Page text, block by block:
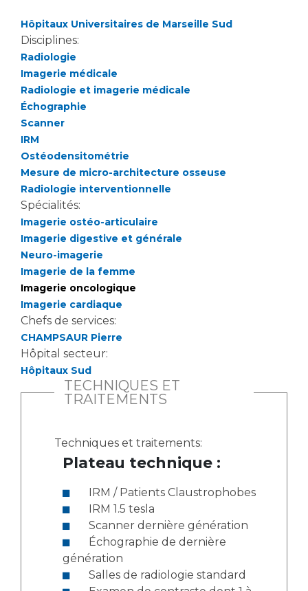
Hôpitaux Universitaires de Marseille Sud
Disciplines:
Radiologie
Imagerie médicale
Radiologie et imagerie médicale
Échographie
Scanner
IRM
Ostéodensitométrie
Mesure de micro-architecture osseuse
Radiologie interventionnelle
Spécialités:
Imagerie ostéo-articulaire
Imagerie digestive et générale
Neuro-imagerie
Imagerie de la femme
Imagerie oncologique
Imagerie cardiaque
Chefs de services:
CHAMPSAUR Pierre
Hôpital secteur:
Hôpitaux Sud
TECHNIQUES ET
TRAITEMENTS
Techniques et traitements:
Plateau technique :
IRM / Patients Claustrophobes
IRM 1.5 tesla
Scanner dernière génération
génération
Salles de radiologie standard